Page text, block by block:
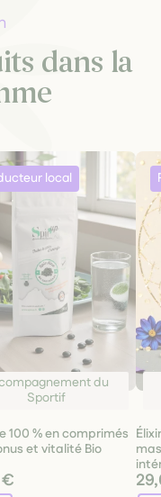
dans la
du
Sportif
100 % en comprimés
et vitalité Bio
€